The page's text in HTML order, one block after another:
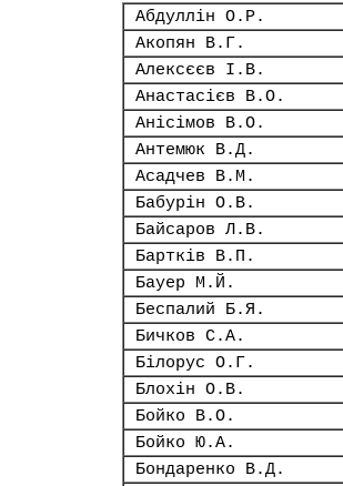
Абдуллін О.Р.
Акопян В.Г.
Алексєєв І.В.
Анастасієв В.О.
Анісімов В.О.
Антемюк В.Д.
Асадчев В.М.
Бабурін О.В.
Байсаров Л.В.
Бартків В.П.
Бауер М.Й.
Беспалий Б.Я.
Бичков С.А.
Білорус О.Г.
Блохін О.В.
Бойко В.О.
Бойко Ю.А.
Бондаренко В.Д.